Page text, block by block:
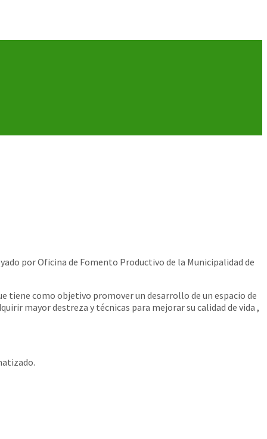
por Oficina de Fomento Productivo de la Municipalidad de
tiene como objetivo promover un desarrollo de un espacio de
mayor destreza y técnicas para mejorar su calidad de vida ,